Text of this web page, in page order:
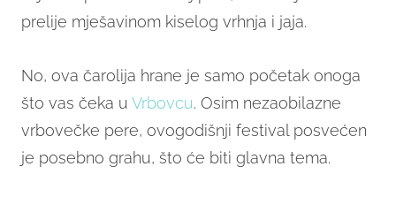
prelije mješavinom kiselog vrhnja i jaja.
No, ova čarolija hrane je samo početak onoga
što vas čeka u Vrbovcu. Osim nezaobilazne
vrbovečke pere, ovogodišnji festival posvećen
je posebno grahu, što će biti glavna tema.